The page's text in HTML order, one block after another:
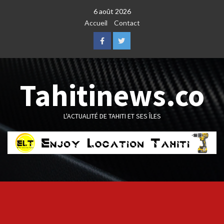
6 août 2026
Accueil
Contact
FacebookTwitter
Tahitinews.co
L'ACTUALITÉ DE TAHITI ET SES ÎLES